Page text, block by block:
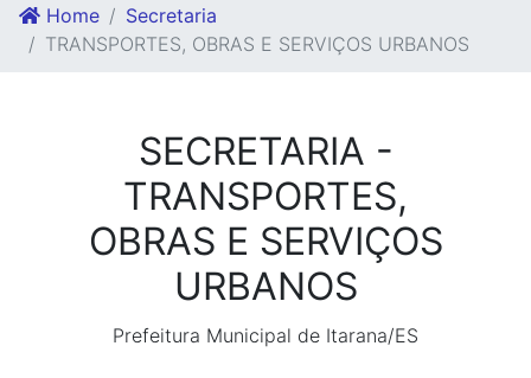
Home
Secretaria
TRANSPORTES, OBRAS E SERVIÇOS URBANOS
SECRETARIA -
TRANSPORTES,
OBRAS E SERVIÇOS
URBANOS
Prefeitura Municipal de Itarana/ES